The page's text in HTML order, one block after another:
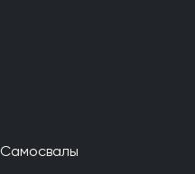
Самосвалы